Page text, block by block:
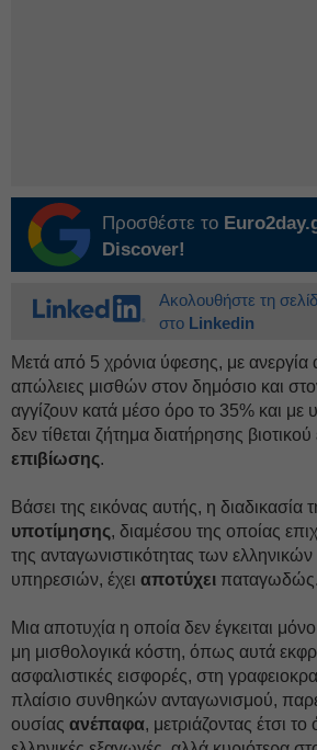
Προσθέστε το
Discover!
Ακολουθήστε τη
στο Linkedin
Μετά από 5 χρόνια ύφεσης, με
απώλειες μισθών στον δημόσιο και
αγγίζουν κατά μέσο όρο το 35% και
δεν τίθεται ζήτημα διατήρησης
επιβίωσης.
Βάσει της εικόνας αυτής, η διαδικασία
υποτίμησης, διαμέσου της οποίας
της ανταγωνιστικότητας των
υπηρεσιών, έχει αποτύχει παταγωδώς.
Μια αποτυχία η οποία δεν έγκειται
μη μισθολογικά κόστη, όπως αυτά
ασφαλιστικές εισφορές, στη
πλαίσιο συνθηκών ανταγωνισμού,
ουσίας ανέπαφα, μετριάζοντας έτσι